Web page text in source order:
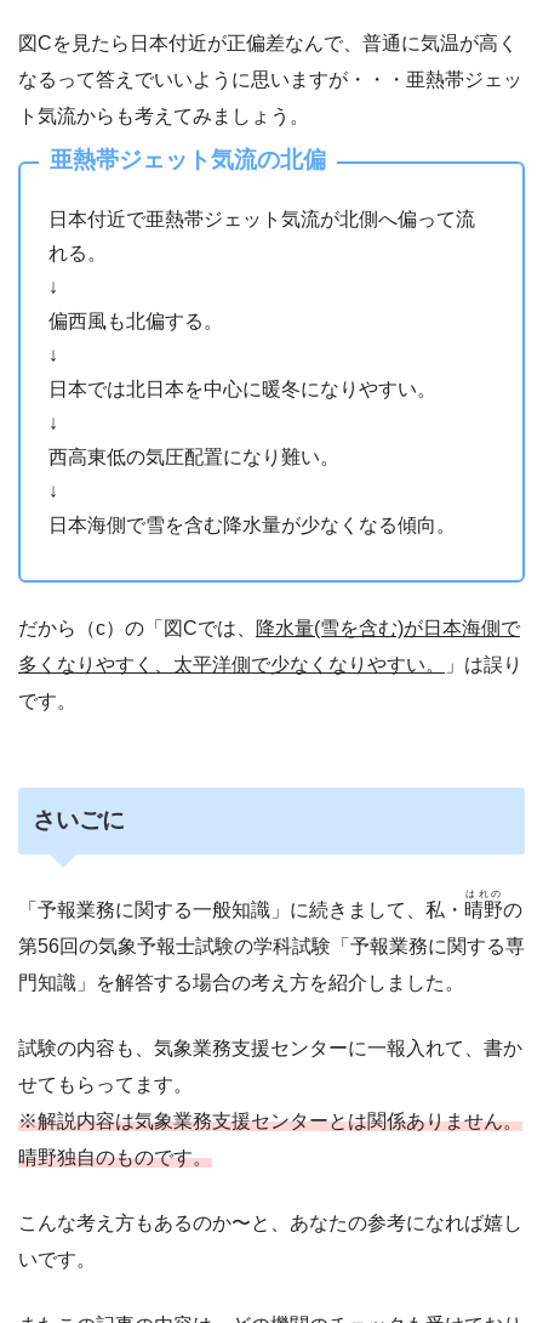
図Cを見たら日本付近が正偏差なんで、普通に気温が高く
なるって答えでいいように思いますが・・・亜熱帯ジェッ
ト気流からも考えてみましょう。
亜熱帯ジェット気流の北偏
日本付近で亜熱帯ジェット気流が北側へ偏って流
れる。
↓
偏西風も北偏する。
↓
日本では北日本を中心に暖冬になりやすい。
↓
西高東低の気圧配置になり難い。
↓
日本海側で雪を含む降水量が少なくなる傾向。
だから（c）の「図Cでは、
降水量(雪を含む)が日本海側で
多くなりやすく、太平洋側で少なくなりやすい。
」は誤り
です。
さいごに
「予報業務に関する一般知識」に続きまして、私・ 晴野
はれの
の
第56回の気象予報士試験の学科試験「予報業務に関する専
門知識」を解答する場合の考え方を紹介しました。
試験の内容も、気象業務支援センターに一報入れて、書か
せてもらってます。
※解説内容は気象業務支援センターとは関係ありません。
晴野独自のものです。
こんな考え方もあるのか〜と、あなたの参考になれば嬉し
いです。